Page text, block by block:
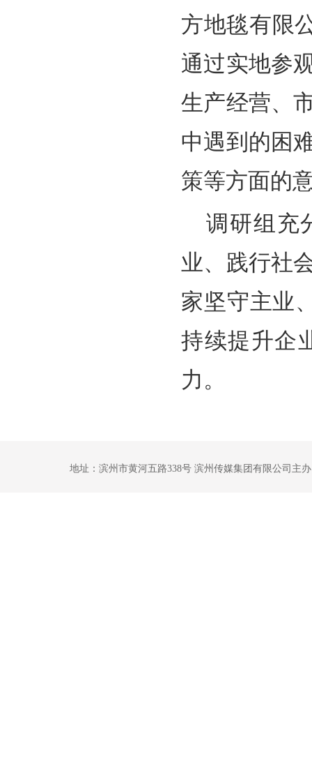
方地毯有限
通过实地参
生产经营、
中遇到的困
策等方面的
调研组充
业、践行社
家坚守主业
持续提升企
力。
地址：滨州市黄河五路338号 滨州传媒集团有限公司主